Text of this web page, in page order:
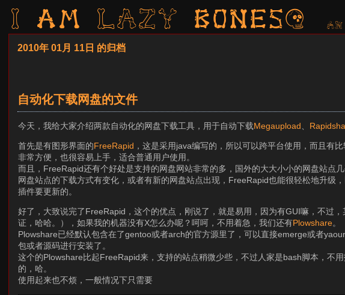
I am LAZY bones?
2010年 01月 11日 的归档
自动化下载网盘的文件
今天，我给大家介绍两款自动化的网盘下载工具，用于自动下载Megaupload
首先是有图形界面的FreeRapid ，这是采用java编写的，所以可以跨平台使用，而且有
非常方便，也很容易上手，适合普通用户使用。
而且，FreeRapid还有个好处是支持的网盘网站非常的多，国外的大大小小的网盘站点
网盘站点的下载方式有变化，或者有新的网盘站点出现，FreeRapid也能很轻松地升级
插件要更新的。
好了，大致说完了FreeRapid，这个的优点，刚说了，就是易用，因为有GUI嘛，不过
证，哈哈。），如果我的机器没有X怎么办呢？呵呵，不用着急，我们还有Plowshare。
Plowshare已经默认包含在了gentoo或者arch的官方源里了，可以直接emerge或者
包或者源码进行安装了。
这个的Plowshare比起FreeRapid来，支持的站点稍微少些，不过人家是bash脚本，不
的，哈。
使用起来也不烦，一般情况下只需要